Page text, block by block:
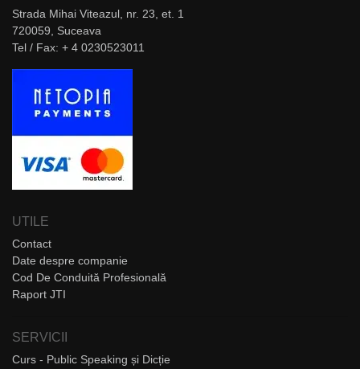
Strada Mihai Viteazul, nr. 23, et. 1
720059, Suceava
Tel / Fax: + 4 0230523011
UTILE
Contact
Date despre companie
Cod De Conduită Profesională
Raport JTI
SERVICII
Curs - Public Speaking și Dicție